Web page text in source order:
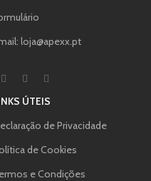
loja@apexx.pt
ÚTEIS
de Privacidade
de Cookies
e Condições